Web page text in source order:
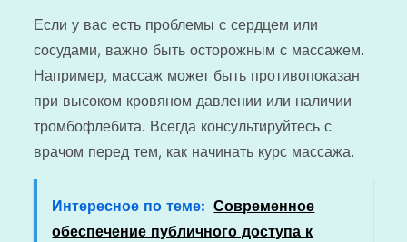
Если у вас есть проблемы с сердцем или
сосудами, важно быть осторожным с массажем.
Например, массаж может быть противопоказан
при высоком кровяном давлении или наличии
тромбофлебита. Всегда консультируйтесь с
врачом перед тем, как начинать курс массажа.
Интересное по теме: Современное
обеспечение публичного доступа к